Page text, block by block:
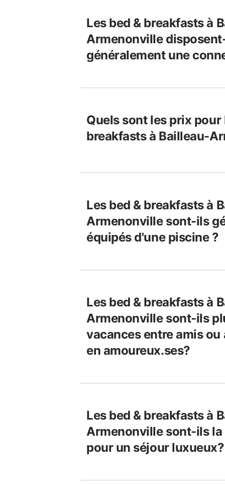
Les bed & breakfasts à
Armenonville
généralement une
Quels sont les prix pour
breakfasts à Bailleau-
Les bed & breakfasts à
Armenonville sont-ils
équipés d'une piscine ?
Les bed & breakfasts à
Armenonville sont-ils
vacances entre amis ou
en amoureux.ses?
Les bed & breakfasts à
Armenonville sont-ils
pour un séjour luxueux?